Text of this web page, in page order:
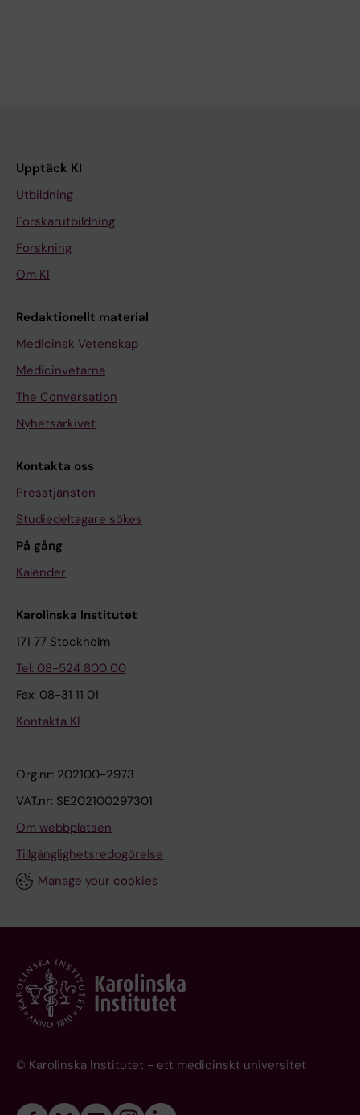
Upptäck KI
Utbildning
Forskarutbildning
Forskning
Om KI
Redaktionellt material
Medicinsk Vetenskap
Medicinvetarna
The Conversation
Nyhetsarkivet
Kontakta oss
Presstjänsten
Studiedeltagare sökes
På gång
Kalender
Karolinska Institutet
171 77 Stockholm
Tel: 08-524 800 00
Fax: 08-31 11 01
Kontakta KI
Org.nr: 202100-2973
VAT.nr: SE202100297301
Om webbplatsen
Tillgänglighetsredogörelse
Manage your cookies
© Karolinska Institutet - ett medicinskt universitet